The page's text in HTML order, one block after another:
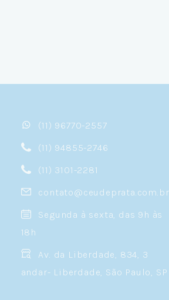
(11) 96770-2557
(11) 94855-2746
(11) 3101-2281
contato@ceudeprata.com.br
Segunda à sexta, das 9h às
18h
Av. da Liberdade, 834, 3
andar- Liberdade, São Paulo, SP